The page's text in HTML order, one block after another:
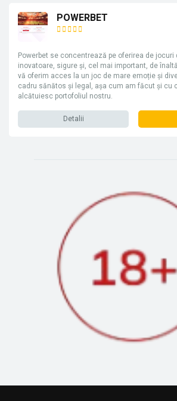
POWERBET
Powerbet se concentrează pe oferirea de
inovatoare, sigure și, cel mai important, de
vă oferim acces la un joc de mare emoție și
cadru sănătos și legal, așa cum am făcut și cu
alcătuiesc portofoliul nostru.
Detalii